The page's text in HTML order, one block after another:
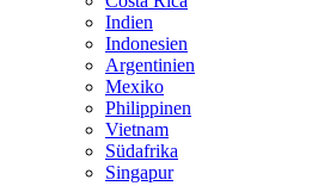
Indien
Indonesien
Argentinien
Mexiko
Philippinen
Vietnam
Südafrika
Singapur